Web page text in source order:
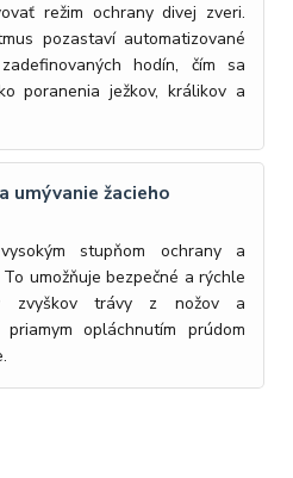
režim ochrany divej zveri.
pozastaví automatizované
hodín, čím sa
poranenia ježkov, králikov a
umývanie žacieho
stupňom ochrany a
umožňuje bezpečné a rýchle
zvyškov trávy z nožov a
opláchnutím prúdom